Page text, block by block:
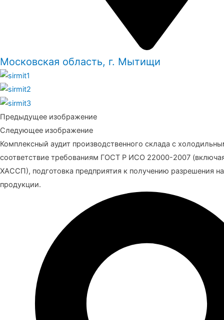
Московская область, г. Мытищи
Предыдущее изображение
Следующее изображение
Комплексный аудит производственного склада с
соответствие требованиям ГОСТ Р ИСО 22000-2007
ХАССП), подготовка предприятия к получению разрешения
продукции.